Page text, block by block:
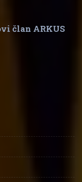
član ARKUS